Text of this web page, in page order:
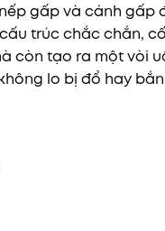
gấp và cánh gấp
trúc chắc chắn,
còn tạo ra một vòi
lo bị đổ hay